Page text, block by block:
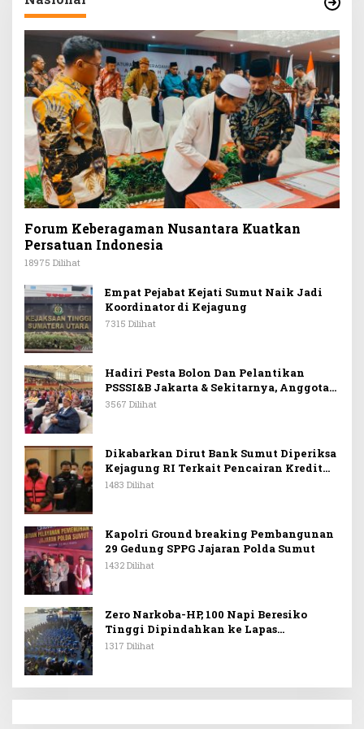
Forum Keberagaman Nusantara Kuatkan
Persatuan Indonesia
18975 Dilihat
Empat Pejabat Kejati Sumut Naik Jadi
Koordinator di Kejagung
7315 Dilihat
Hadiri Pesta Bolon Dan Pelantikan
PSSSI&B Jakarta & Sekitarnya, Anggota
DPR RI Kombes. Pol. (Purn). Dr. Maruli
Membangun Bangsa
3567 Dilihat
Dikabarkan Dirut Bank Sumut Diperiksa
Kejagung RI Terkait Pencairan Kredit
PT Sritex
1483 Dilihat
Kapolri Ground breaking Pembangunan
29 Gedung SPPG Jajaran Polda Sumut
1432 Dilihat
Zero Narkoba-HP, 100 Napi Beresiko
Tinggi Dipindahkan ke Lapas
Nusakambangan
1317 Dilihat